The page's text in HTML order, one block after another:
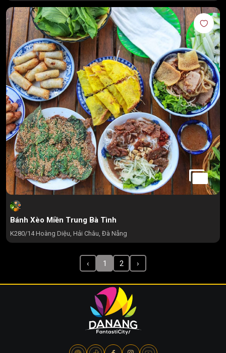
Bánh Xèo Miền Trung Bà Tình
K280/14 Hoàng Diệu, Hải Châu, Đà Nẵng
‹ 1 2 ›